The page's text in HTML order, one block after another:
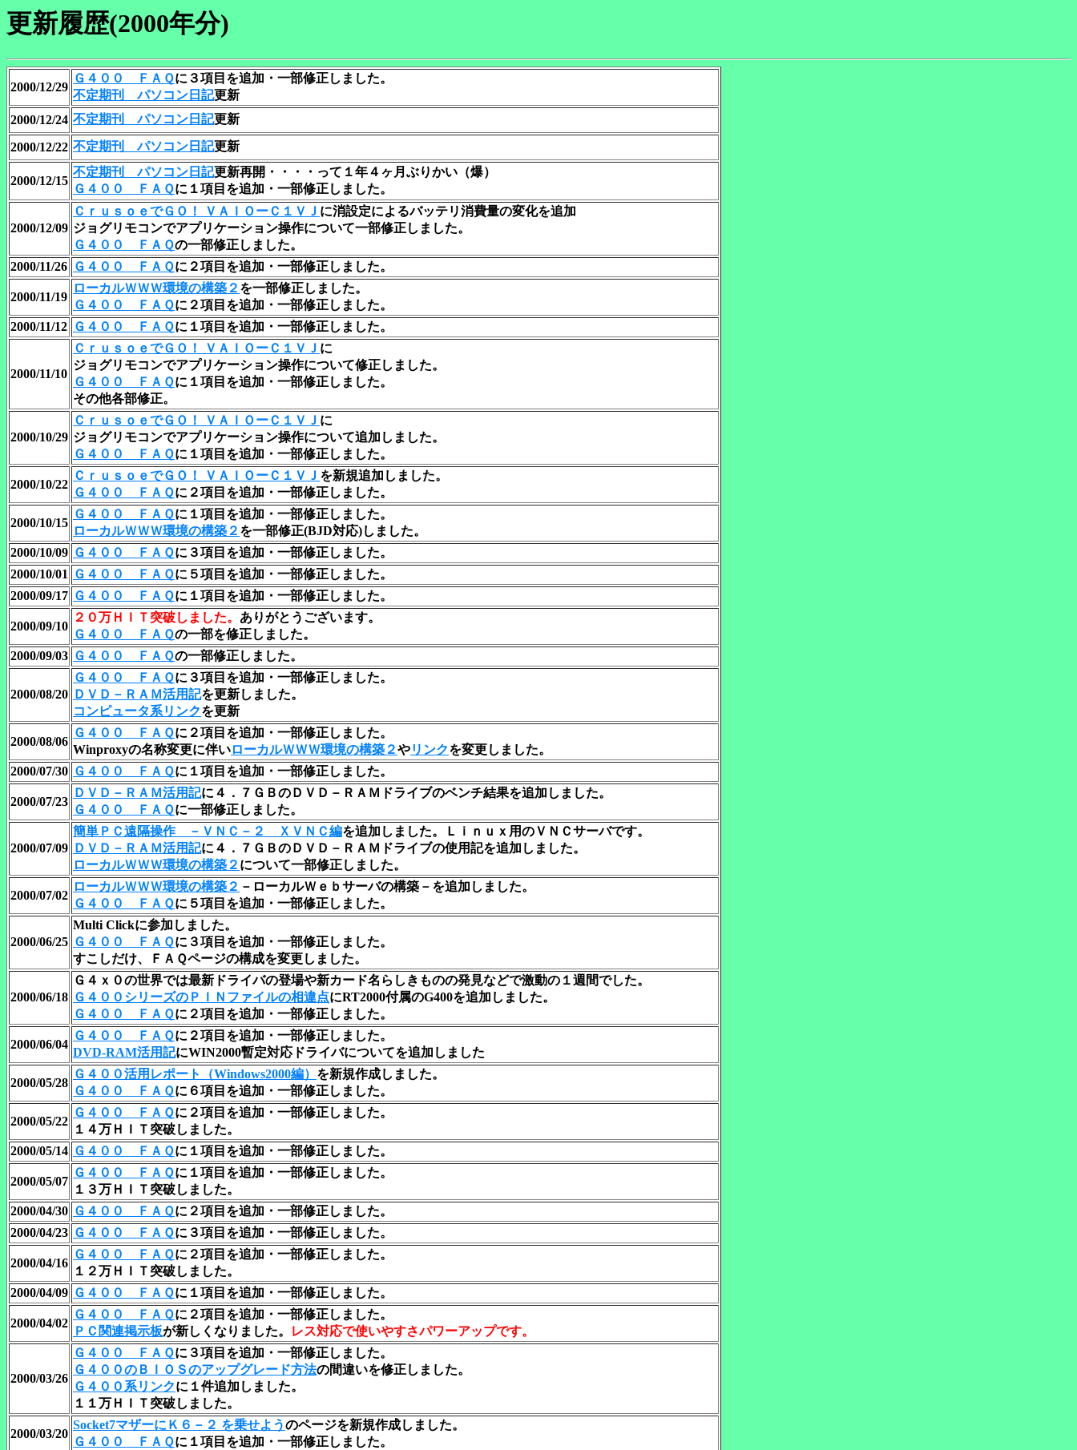
更新履歴(2000年分)
2000/12/29
Ｇ４００ ＦＡＱに３項目を追加・一部修正しました。
不定期刊 パソコン日記更新
2000/12/24 不定期刊 パソコン日記更新
2000/12/22 不定期刊 パソコン日記更新
2000/12/15
不定期刊 パソコン日記更新再開・・・・って１年４ヶ月ぶりかい（爆）
Ｇ４００ ＦＡＱに１項目を追加・一部修正しました。
2000/12/09
ＣｒｕｓｏｅでＧＯ！ ＶＡＩＯーＣ１ＶＪ に消設定によるバッテリ消費量の変化を追加
ジョグリモコンでアプリケーション操作について一部修正しました。
Ｇ４００ ＦＡＱの一部修正しました。
2000/11/26 Ｇ４００ ＦＡＱに２項目を追加・一部修正しました。
2000/11/19
ローカルＷＷＷ環境の構築２ を一部修正しました。
Ｇ４００ ＦＡＱに２項目を追加・一部修正しました。
2000/11/12 Ｇ４００ ＦＡＱに１項目を追加・一部修正しました。
2000/11/10
ＣｒｕｓｏｅでＧＯ！ ＶＡＩＯーＣ１ＶＪ に
ジョグリモコンでアプリケーション操作について修正しました。
Ｇ４００ ＦＡＱに１項目を追加・一部修正しました。
その他各部修正。
2000/10/29
ＣｒｕｓｏｅでＧＯ！ ＶＡＩＯーＣ１ＶＪ に
ジョグリモコンでアプリケーション操作について追加しました。
Ｇ４００ ＦＡＱに１項目を追加・一部修正しました。
2000/10/22
ＣｒｕｓｏｅでＧＯ！ ＶＡＩＯーＣ１ＶＪ を新規追加しました。
Ｇ４００ ＦＡＱに２項目を追加・一部修正しました。
2000/10/15
Ｇ４００ ＦＡＱに１項目を追加・一部修正しました。
ローカルＷＷＷ環境の構築２ を一部修正(BJD対応)しました。
2000/10/09 Ｇ４００ ＦＡＱに３項目を追加・一部修正しました。
2000/10/01 Ｇ４００ ＦＡＱに５項目を追加・一部修正しました。
2000/09/17 Ｇ４００ ＦＡＱに１項目を追加・一部修正しました。
2000/09/10
２０万ＨＩＴ突破しました。 ありがとうございます。
Ｇ４００ ＦＡＱの一部を修正しました。
2000/09/03 Ｇ４００ ＦＡＱの一部修正しました。
2000/08/20
Ｇ４００ ＦＡＱに３項目を追加・一部修正しました。
ＤＶＤ－ＲＡＭ活用記を更新しました。
コンピュータ系リンクを更新
2000/08/06
Ｇ４００ ＦＡＱに２項目を追加・一部修正しました。
Winproxyの名称変更に伴いローカルＷＷＷ環境の構築２やリンクを変更しました。
2000/07/30 Ｇ４００ ＦＡＱに１項目を追加・一部修正しました。
2000/07/23
ＤＶＤ－ＲＡＭ活用記に４．７ＧＢのＤＶＤ－ＲＡＭドライブのベンチ結果を追加しました。
Ｇ４００ ＦＡＱに一部修正しました。
2000/07/09
簡単ＰＣ遠隔操作 －ＶＮＣ－２ ＸＶＮＣ編を追加しました。Ｌｉｎｕｘ用のＶＮＣサーバです。
ＤＶＤ－ＲＡＭ活用記に４．７ＧＢのＤＶＤ－ＲＡＭドライブの使用記を追加しました。
ローカルＷＷＷ環境の構築２ について一部修正しました。
2000/07/02
ローカルＷＷＷ環境の構築２ － ローカルＷｅｂサーバの構築 －を追加しました。
Ｇ４００ ＦＡＱに５項目を追加・一部修正しました。
2000/06/25
Multi Clickに参加しました。
Ｇ４００ ＦＡＱに３項目を追加・一部修正しました。
すこしだけ、ＦＡＱページの構成を変更しました。
2000/06/18
Ｇ４ｘ０の世界では最新ドライバの登場や新カード名らしきものの発見などで激動の１週間でした。
Ｇ４００シリーズのＰＩＮファイルの相違点にRT2000付属のG400を追加しました。
Ｇ４００ ＦＡＱに２項目を追加・一部修正しました。
2000/06/04
Ｇ４００ ＦＡＱに２項目を追加・一部修正しました。
DVD-RAM活用記にWIN2000暫定対応ドライバについてを追加しました
2000/05/28
Ｇ４００活用レポート （Windows2000編） を新規作成しました。
Ｇ４００ ＦＡＱに６項目を追加・一部修正しました。
2000/05/22
Ｇ４００ ＦＡＱに２項目を追加・一部修正しました。
１４万ＨＩＴ突破しました。
2000/05/14 Ｇ４００ ＦＡＱに１項目を追加・一部修正しました。
2000/05/07
Ｇ４００ ＦＡＱに１項目を追加・一部修正しました。
１３万ＨＩＴ突破しました。
2000/04/30 Ｇ４００ ＦＡＱに２項目を追加・一部修正しました。
2000/04/23 Ｇ４００ ＦＡＱに３項目を追加・一部修正しました。
2000/04/16
Ｇ４００ ＦＡＱに２項目を追加・一部修正しました。
１２万ＨＩＴ突破しました。
2000/04/09 Ｇ４００ ＦＡＱに１項目を追加・一部修正しました。
2000/04/02
Ｇ４００ ＦＡＱに２項目を追加・一部修正しました。
ＰＣ関連掲示板が新しくなりました。 レス対応で使いやすさパワーアップです。
2000/03/26
Ｇ４００ ＦＡＱに３項目を追加・一部修正しました。
Ｇ４００のＢＩＯＳのアップグレード方法の間違いを修正しました。
Ｇ４００系リンクに１件追加しました。
１１万ＨＩＴ突破しました。
2000/03/20
Socket7マザーにＫ６－２ を乗せようのページを新規作成しました。
Ｇ４００ ＦＡＱに１項目を追加・一部修正しました。